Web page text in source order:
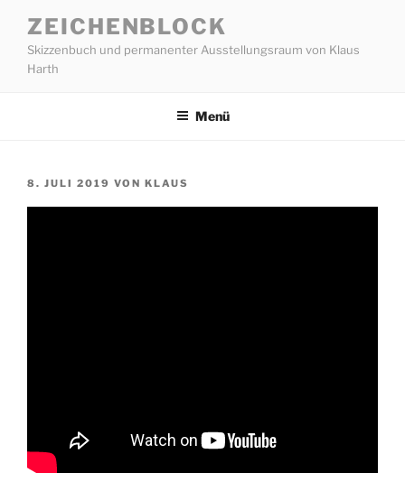
Inhalt
springen
ZEICHENBLOCK
Skizzenbuch und permanenter Ausstellungsraum von Klaus
Harth
Menü
VERÖFFENTLICHT
8. JULI 2019 VON KLAUS